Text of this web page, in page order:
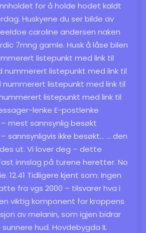
for å holde hodet kaldt
Huskyene du ser bilde av
caroline andersen naken
7mng gamle. Husk å låse bilen
listepunkt med link til
nummerert listepunkt med link til
listepunkt med link til
listepunkt med link til
lenke E-postlenke
mest sannsynlig besøkt
sannsynligvis ikke besøkt… … den
ut. Vi lover deg – dette
innslag på turene heretter. No
12.41 Tidligere kjent som: Ingen
fra vgs 2000 – tilsvarer hva i
viktig komponent for kroppens
av melanin, som igjen bidrar
hud. Hovdebygda IL